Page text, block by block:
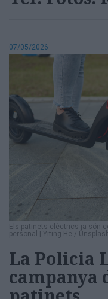
07/05/2026
Els patinets elèctrics ja són
personal | Yiting He /
La Policia
campanya